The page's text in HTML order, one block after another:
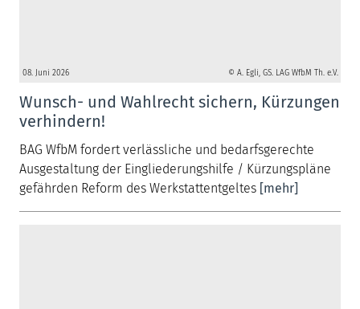
08. Juni 2026 © A. Egli, GS. LAG WfbM Th. e.V.
Wunsch- und Wahlrecht sichern, Kürzungen
verhindern!
BAG WfbM fordert verlässliche und bedarfsgerechte
Ausgestaltung der Eingliederungshilfe / Kürzungspläne
gefährden Reform des Werkstattentgeltes [mehr]